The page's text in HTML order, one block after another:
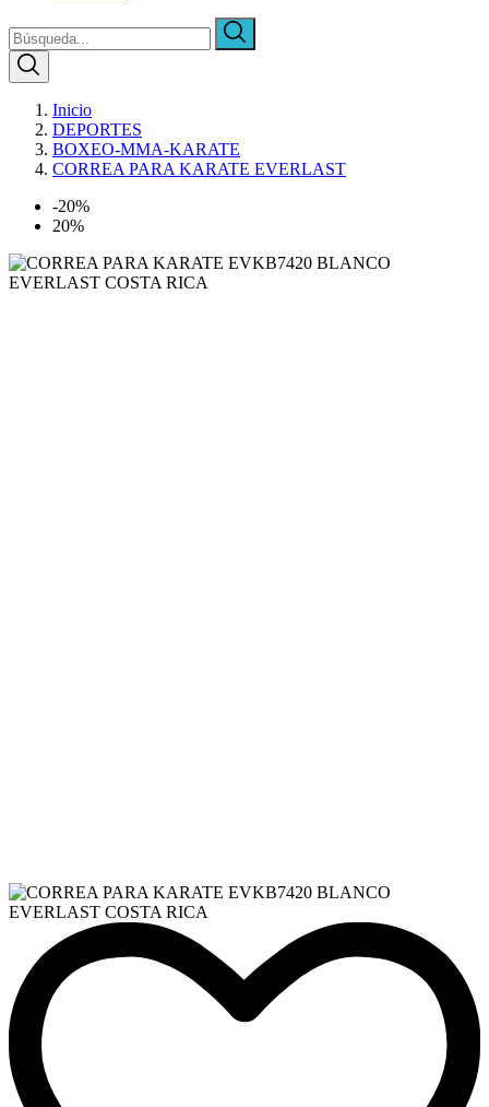
Inicio
DEPORTES
BOXEO-MMA-KARATE
CORREA PARA KARATE EVERLAST
-20%
20%